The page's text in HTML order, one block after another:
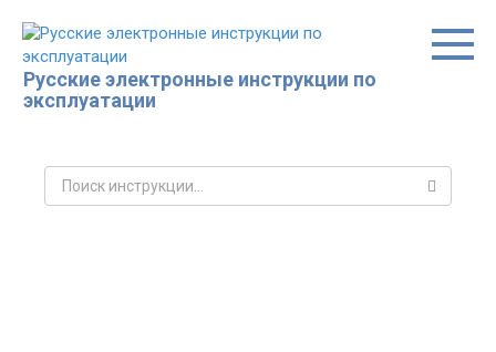
контенту
Русские электронные инструкции по
эксплуатации
Поиск: